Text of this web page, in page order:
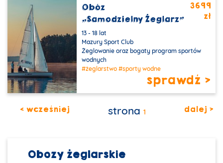
Nowy obiekt
Obóz
„Samodzielny Żeglarz”
3699
zł
13 - 18 lat
Mazury Sport Club
Żeglowanie oraz bogaty program sportów
wodnych
#żeglarstwo #sporty wodne
sprawdź >
< wcześniej strona 1 dalej >
Obozy żeglarskie